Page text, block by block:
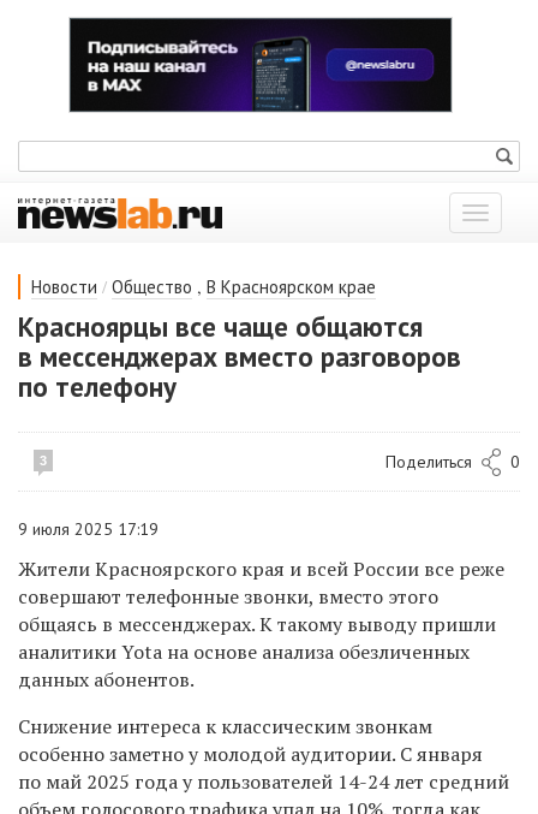
Показать
меню
Новости / Общество , В Красноярском крае
Красноярцы все чаще общаются
в мессенджерах вместо разговоров
по телефону
3 Поделиться 0
9 июля 2025 17:19
Жители Красноярского края и всей России все реже
совершают телефонные звонки, вместо этого
общаясь в мессенджерах. К такому выводу пришли
аналитики Yota на основе анализа обезличенных
данных абонентов.
Снижение интереса к классическим звонкам
особенно заметно у молодой аудитории. С января
по май 2025 года у пользователей 14-24 лет средний
объем голосового трафика упал на 10%, тогда как